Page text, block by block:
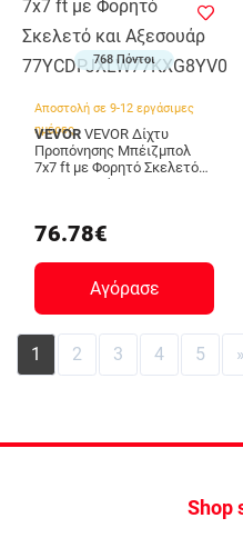
768 Πόντοι
Αποστολή σε 9-12 εργάσιμες
ημέρες
VEVOR
Προπόνησης Μπέιζμπολ
7x7 ft με Φορητό Σκελετό
και Αξεσουάρ
76.78€
Αγόρασε
1 2 3 4 5 »
Shop